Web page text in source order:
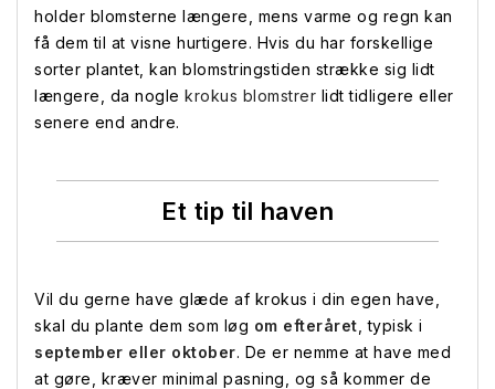
holder blomsterne længere, mens varme og regn kan
få dem til at visne hurtigere. Hvis du har forskellige
sorter plantet, kan blomstringstiden strække sig lidt
længere, da nogle krokus blomstrer lidt tidligere eller
senere end andre.
Et tip til haven
Vil du gerne have glæde af krokus i din egen have,
skal du plante dem som løg om efteråret , typisk i
september eller oktober. De er nemme at have med
at gøre, kræver minimal pasning, og så kommer de